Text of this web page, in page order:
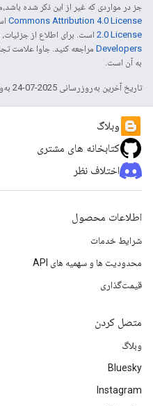
جز در مواردی که غیر از این ذکر شده
Commons Attribution 4.0 License
2.0 License است. برای اطلاع از جزئیات،
Developers‏
به آن است.
تاریخ آخرین به‌روزرسانی 2025-07-24 به‌وقت ساعت هماهنگ جهانی.
وبلاگ
کتابخانه های مشتری
اختلاف نظر
اطلاعات محصول
شرایط خدمات
محدودیت ها و سهمیه های API
قیمت‌گذاری
متصل کردن
وبلاگ
Bluesky
Instagram